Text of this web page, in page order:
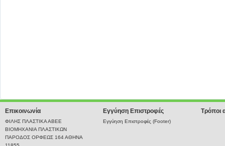
Επικοινωνία
ΦΙΛΗΣ ΠΛΑΣΤΙΚΑ ΑΒΕΕ
ΒΙΟΜΗΧΑΝΙΑ ΠΛΑΣΤΙΚΩΝ
ΠΑΡΟΔΟΣ ΟΡΦΕΩΣ 164 ΑΘΗΝΑ
Εγγύηση Επιστροφές
Εγγύηση Επιστροφές (Footer)
Τρόποι